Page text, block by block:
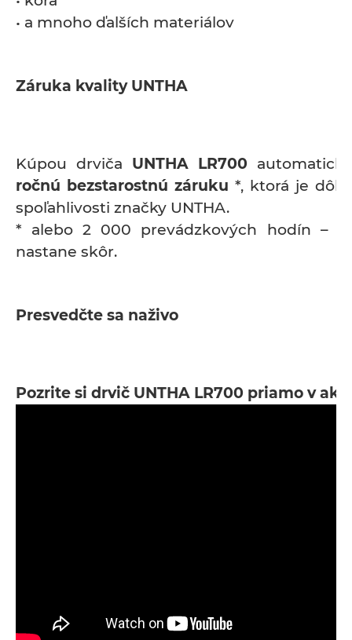
• a mnoho ďalších materiálov
Záruka kvality UNTHA
Kúpou drviča UNTHA LR700
ročnú bezstarostnú záruku *, ktorá je
spoľahlivosti značky UNTHA.
* alebo 2 000 prevádzkových hodín –
nastane skôr.
Presvedčte sa naživo
Pozrite si drvič UNTHA LR700 priamo v